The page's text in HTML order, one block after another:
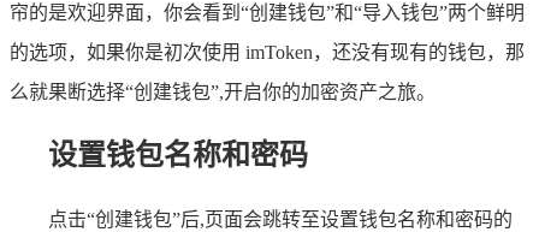
帘的是欢迎界面，你会看到“创建钱包”和“导入钱包”两个鲜明
的选项，如果你是初次使用 imToken，还没有现有的钱包，那
么就果断选择“创建钱包”,开启你的加密资产之旅。
设置钱包名称和密码
点击“创建钱包”后,页面会跳转至设置钱包名称和密码的